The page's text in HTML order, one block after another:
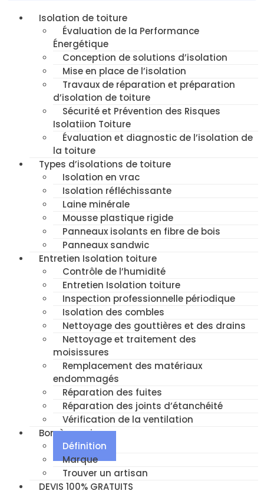
Isolation de toiture
Évaluation de la Performance
Énergétique
Conception de solutions d’isolation
Mise en place de l’isolation
Travaux de réparation et préparation
d’isolation de toiture
Sécurité et Prévention des Risques
Isolatiion Toiture
Évaluation et diagnostic de l’isolation de
la toiture
Types d’isolations de toiture
Isolation en vrac
Isolation réfléchissante
Laine minérale
Mousse plastique rigide
Panneaux isolants en fibre de bois
Panneaux sandwic
Entretien Isolation toiture
Contrôle de l’humidité
Entretien Isolation toiture
Inspection professionnelle périodique
Isolation des combles
Nettoyage des gouttières et des drains
Nettoyage et traitement des
moisissures
Remplacement des matériaux
endommagés
Réparation des fuites
Réparation des joints d’étanchéité
Vérification de la ventilation
Bon à savoir
Définition
Marque
Trouver un artisan
DEVIS 100% GRATUITS